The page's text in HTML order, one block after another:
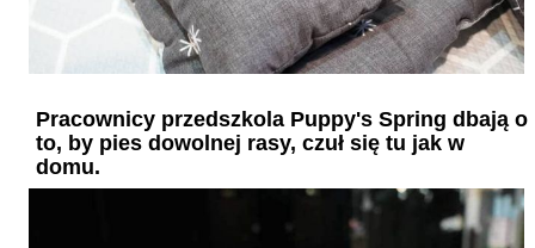
Pracownicy przedszkola Puppy's Spring dbają o
to, by pies dowolnej rasy, czuł się tu jak w
domu.